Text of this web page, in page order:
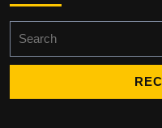
for: